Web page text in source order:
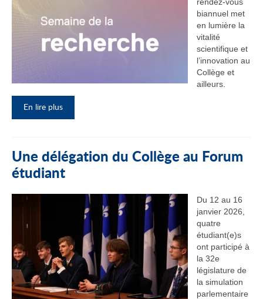
biannuel met
en lumière la
vitalité
scientifique et
l’innovation au
Collège et
ailleurs.
En lire plus
Une délégation du Collège au Forum
étudiant
Du 12 au 16
janvier 2026,
quatre
étudiant(e)s
ont participé à
la 32e
législature de
la simulation
parlementaire